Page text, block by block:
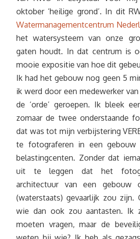
oktober ‘heilige grond’. In dit
Watermanagementcentrum
het watersysteem van onze
gaten houdt. In dat centrum is
mooie expositie van hoe dit
Ik had het gebouw nog geen 5
ik werd door een medewerker
de ‘orde’ geroepen. Ik bleek
zomaar de twee onderstaande
dat was tot mijn verbijstering
te fotograferen in een gebouw
belastingcenten. Zonder dat
uit te leggen dat het
architectuur van een gebouw
(waterstaats) gevaarlijk zou zijn.
wie dan ook zou aantasten. Ik
moeten vragen, maar de